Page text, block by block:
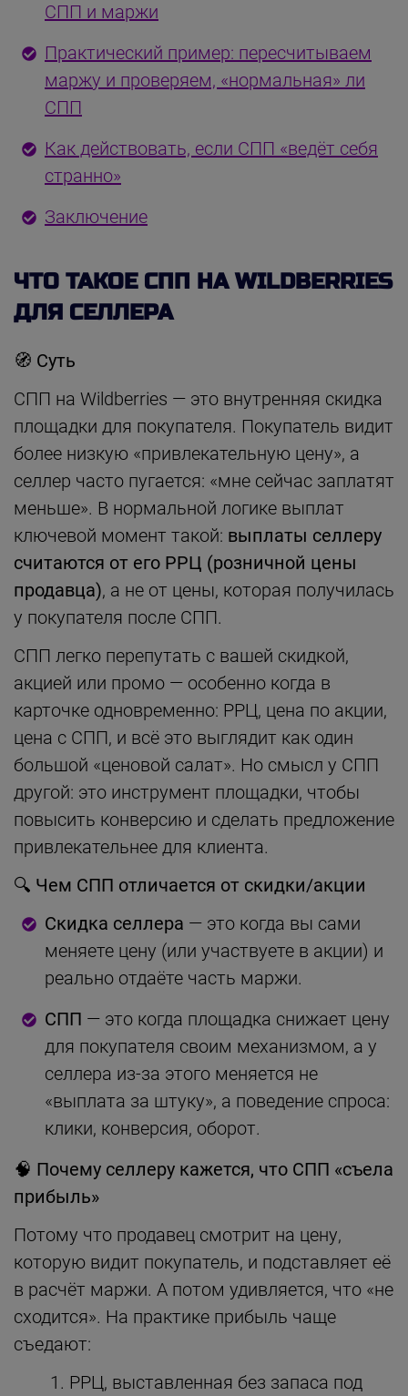
СПП и маржи
Практический пример: пересчитываем
маржу и проверяем, «нормальная» ли
СПП
Как действовать, если СПП «ведёт себя
странно»
Заключение
ЧТО ТАКОЕ СПП НА WILDBERRIES
ДЛЯ СЕЛЛЕРА
🧭 Суть
СПП на Wildberries — это внутренняя скидка
площадки для покупателя. Покупатель видит
более низкую «привлекательную цену», а
селлер часто пугается: «мне сейчас заплатят
меньше». В нормальной логике выплат
ключевой момент такой: выплаты селлеру
считаются от его РРЦ (розничной цены
продавца), а не от цены, которая получилась
у покупателя после СПП.
СПП легко перепутать с вашей скидкой,
акцией или промо — особенно когда в
карточке одновременно: РРЦ, цена по акции,
цена с СПП, и всё это выглядит как один
большой «ценовой салат». Но смысл у СПП
другой: это инструмент площадки, чтобы
повысить конверсию и сделать предложение
привлекательнее для клиента.
🔍 Чем СПП отличается от скидки/акции
Скидка селлера — это когда вы сами
меняете цену (или участвуете в акции) и
реально отдаёте часть маржи.
СПП — это когда площадка снижает цену
для покупателя своим механизмом, а у
селлера из-за этого меняется не
«выплата за штуку», а поведение спроса:
клики, конверсия, оборот.
🧠 Почему селлеру кажется, что СПП «съела
прибыль»
Потому что продавец смотрит на цену,
которую видит покупатель, и подставляет её
в расчёт маржи. А потом удивляется, что «не
сходится». На практике прибыль чаще
съедают:
РРЦ, выставленная без запаса под